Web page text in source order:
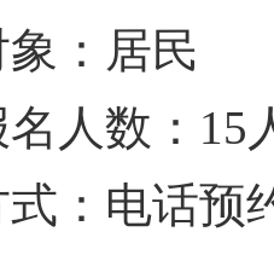
：居民
人数：15
：电话预